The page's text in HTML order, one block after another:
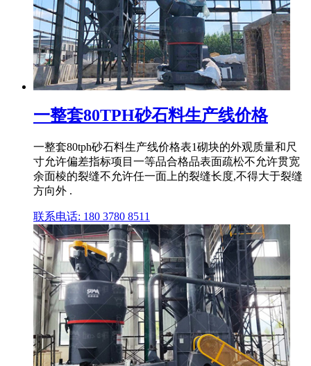
一整套80TPH砂石料生产线价格
一整套80tph砂石料生产线价格表1砌块的外观质量和尺
寸允许偏差指标项目一等品合格品表面疏松不允许贯宽
余面棱的裂缝不允许任一面上的裂缝长度,不得大于裂缝
方向外 .
联系电话: 180 3780 8511